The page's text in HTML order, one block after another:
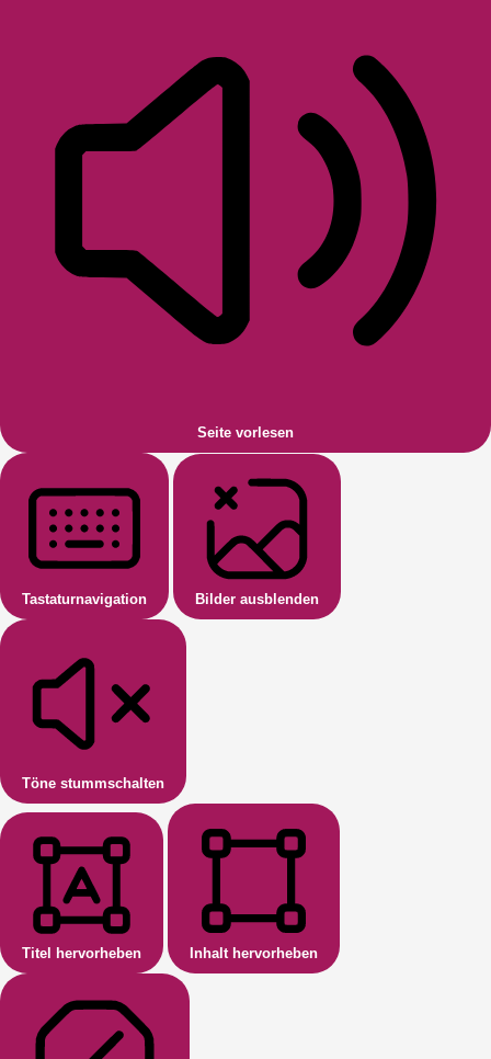
Seite vorlesen
Tastaturnavigation Bilder ausblenden
Töne stummschalten
Titel hervorheben Inhalt hervorheben